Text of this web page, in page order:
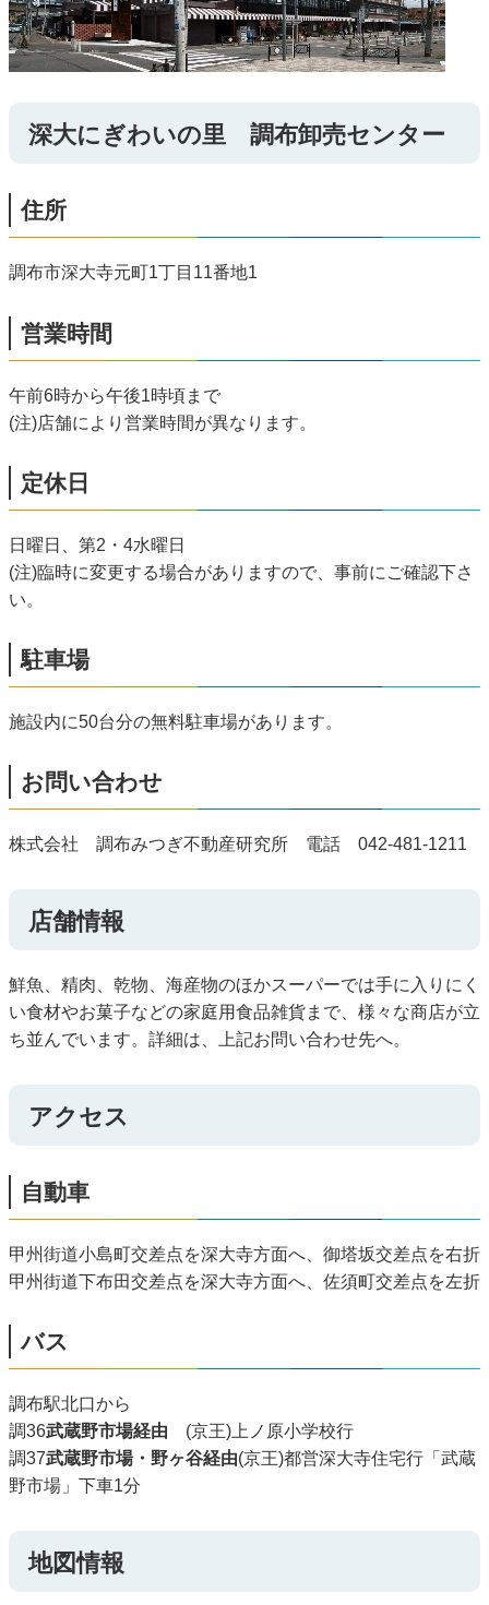
深大にぎわいの里 調布卸売センター
住所
調布市深大寺元町1丁目11番地1
営業時間
午前6時から午後1時頃まで
(注)店舗により営業時間が異なります。
定休日
日曜日、第2・4水曜日
(注)臨時に変更する場合がありますので、事前にご確認下さ
い。
駐車場
施設内に50台分の無料駐車場があります。
お問い合わせ
株式会社 調布みつぎ不動産研究所 電話 042-481-1211
店舗情報
鮮魚、精肉、乾物、海産物のほかスーパーでは手に入りにく
い食材やお菓子などの家庭用食品雑貨まで、様々な商店が立
ち並んでいます。詳細は、上記お問い合わせ先へ。
アクセス
自動車
甲州街道小島町交差点を深大寺方面へ、御塔坂交差点を右折
甲州街道下布田交差点を深大寺方面へ、佐須町交差点を左折
バス
調布駅北口から
調36武蔵野市場経由 (京王)上ノ原小学校行
調37武蔵野市場・野ヶ谷経由(京王)都営深大寺住宅行「武蔵
野市場」下車1分
地図情報